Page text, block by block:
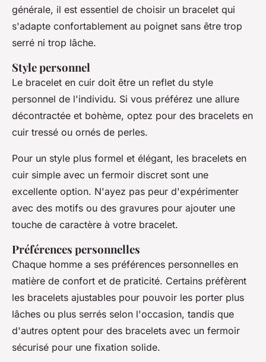
générale, il est essentiel de choisir un bracelet qui
s'adapte confortablement au poignet sans être trop
serré ni trop lâche.
Style personnel
Le bracelet en cuir doit être un reflet du style
personnel de l'individu. Si vous préférez une allure
décontractée et bohème, optez pour des bracelets en
cuir tressé ou ornés de perles.
Pour un style plus formel et élégant, les bracelets en
cuir simple avec un fermoir discret sont une
excellente option. N'ayez pas peur d'expérimenter
avec des motifs ou des gravures pour ajouter une
touche de caractère à votre bracelet.
Préférences personnelles
Chaque homme a ses préférences personnelles en
matière de confort et de praticité. Certains préfèrent
les bracelets ajustables pour pouvoir les porter plus
lâches ou plus serrés selon l'occasion, tandis que
d'autres optent pour des bracelets avec un fermoir
sécurisé pour une fixation solide.